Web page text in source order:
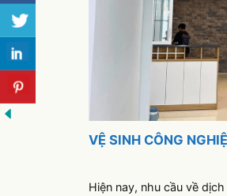
VỆ SINH CÔNG
Hiện nay, nhu cầu về